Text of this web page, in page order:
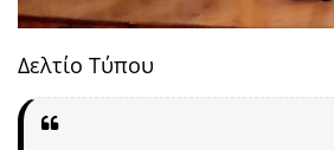
Δελτίο Τύπου